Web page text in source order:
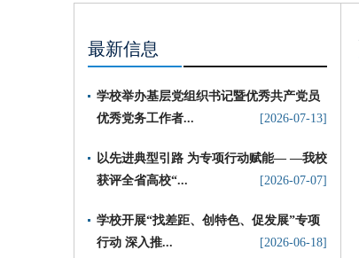
最新信息
学校举办基层党组织书记暨优秀共产党员
优秀党务工作者...
[2026-07-13]
以先进典型引路 为专项行动赋能— —我校
获评全省高校“...
[2026-07-07]
​学校开展“找差距、创特色、促发展”专项
行动 深入推...
[2026-06-18]